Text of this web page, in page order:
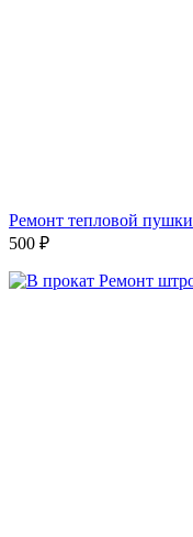
Ремонт тепловой пушки
500 ₽